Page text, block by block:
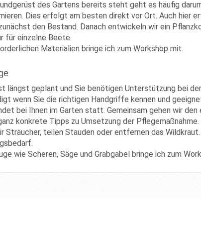
des Gartens bereits steht geht es häufig
Dies erfolgt am besten direkt vor Ort. Auch hier
den Bestand. Danach entwickeln wir ein
für einzelne Beete.
Materialien bringe ich zum Workshop mit.
längst geplant und Sie benötigen Unterstützung bei
wenn Sie die richtigen Handgriffe kennen und
bei Ihnen im Garten statt. Gemeinsam gehen wir den
konkrete Tipps zu Umsetzung der
Sträucher, teilen Stauden oder entfernen das
wie Scheren, Säge und Grabgabel bringe ich zum